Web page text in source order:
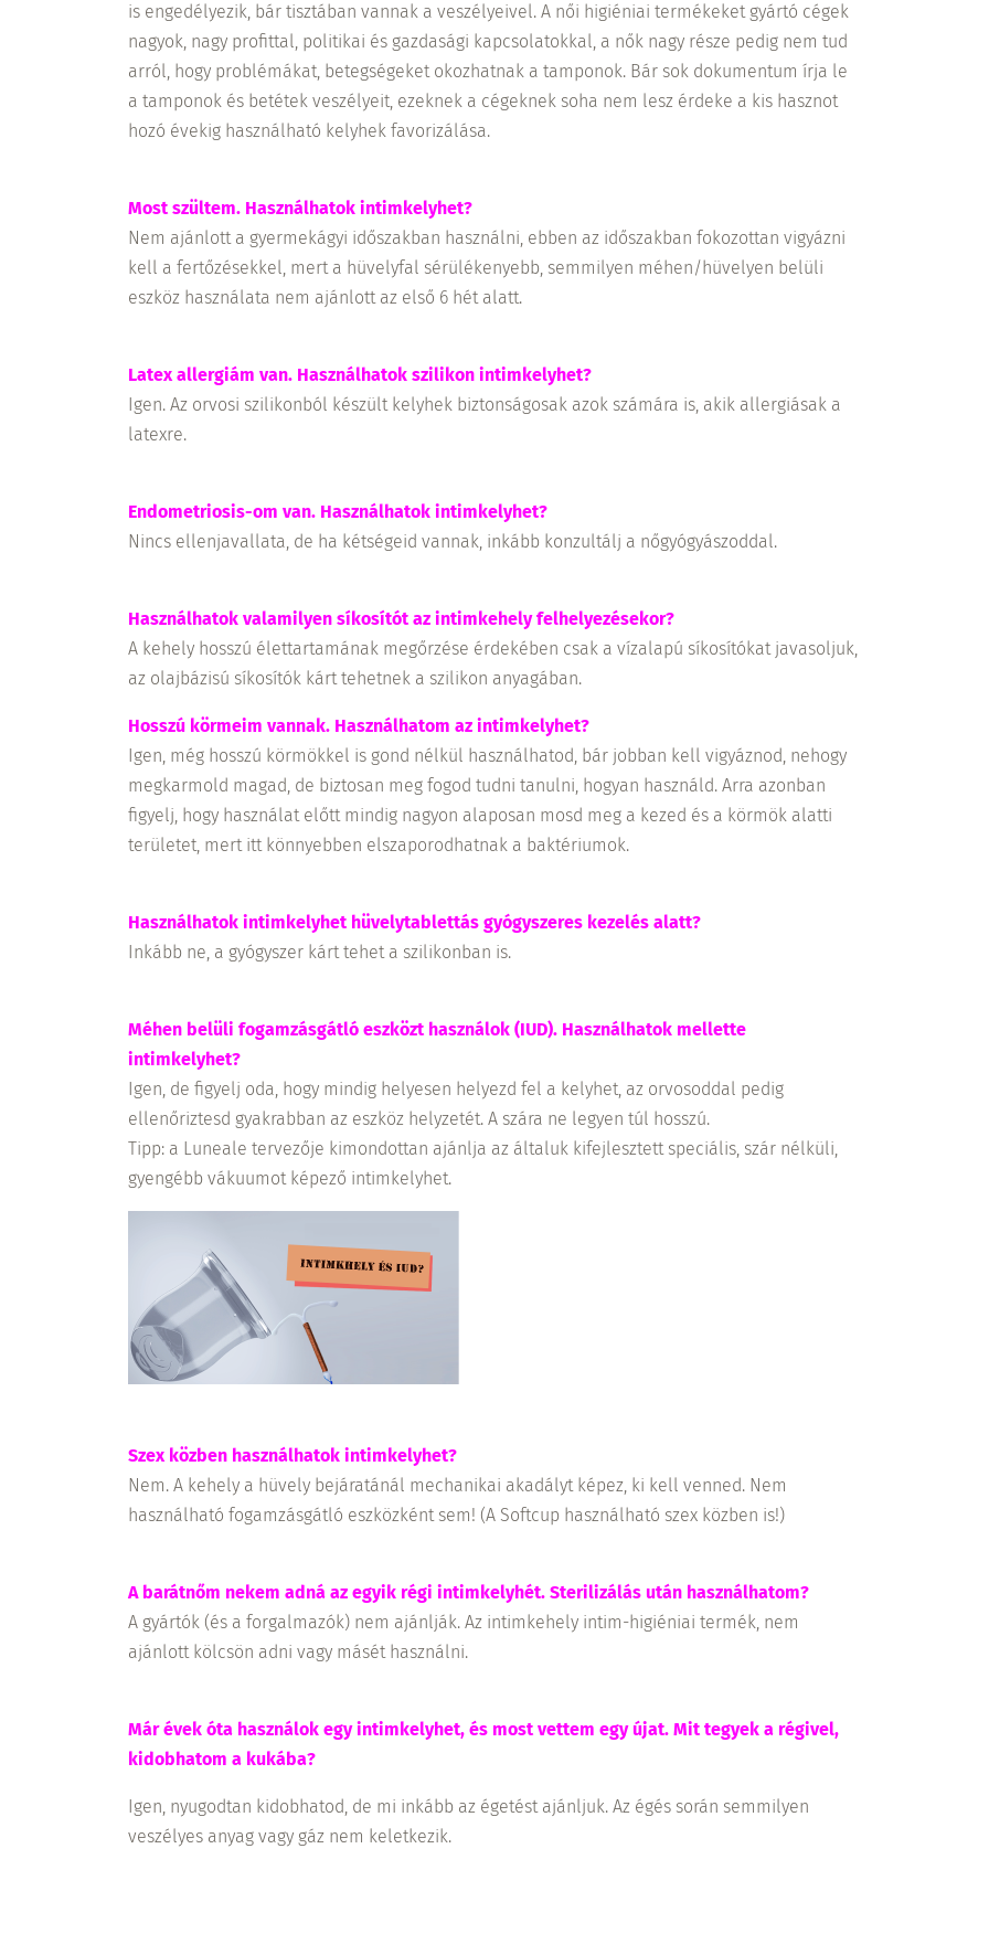
is engedélyezik, bár tisztában vannak a veszélyeivel. A női higiéniai termékeket gyártó cégek
nagyok, nagy profittal, politikai és gazdasági kapcsolatokkal, a nők nagy része pedig nem tud
arról, hogy problémákat, betegségeket okozhatnak a tamponok. Bár sok dokumentum írja le
a tamponok és betétek veszélyeit, ezeknek a cégeknek soha nem lesz érdeke a kis hasznot
hozó évekig használható kelyhek favorizálása.
Most szültem. Használhatok intimkelyhet?
Nem ajánlott a gyermekágyi időszakban használni, ebben az időszakban fokozottan vigyázni
kell a fertőzésekkel, mert a hüvelyfal sérülékenyebb, semmilyen méhen/hüvelyen belüli
eszköz használata nem ajánlott az első 6 hét alatt.
Latex allergiám van. Használhatok szilikon intimkelyhet?
Igen. Az orvosi szilikonból készült kelyhek biztonságosak azok számára is, akik allergiásak a
latexre.
Endometriosis-om van. Használhatok intimkelyhet?
Nincs ellenjavallata, de ha kétségeid vannak, inkább konzultálj a nőgyógyászoddal.
Használhatok valamilyen síkosítót az intimkehely felhelyezésekor?
A kehely hosszú élettartamának megőrzése érdekében csak a vízalapú síkosítókat javasoljuk,
az olajbázisú síkosítók kárt tehetnek a szilikon anyagában.
Hosszú körmeim vannak. Használhatom az intimkelyhet?
Igen, még hosszú körmökkel is gond nélkül használhatod, bár jobban kell vigyáznod, nehogy
megkarmold magad, de biztosan meg fogod tudni tanulni, hogyan használd. Arra azonban
figyelj, hogy használat előtt mindig nagyon alaposan mosd meg a kezed és a körmök alatti
területet, mert itt könnyebben elszaporodhatnak a baktériumok.
Használhatok intimkelyhet hüvelytablettás gyógyszeres kezelés alatt?
Inkább ne, a gyógyszer kárt tehet a szilikonban is.
Méhen belüli fogamzásgátló eszközt használok (IUD). Használhatok mellette
intimkelyhet?
Igen, de figyelj oda, hogy mindig helyesen helyezd fel a kelyhet, az orvosoddal pedig
ellenőriztesd gyakrabban az eszköz helyzetét. A szára ne legyen túl hosszú.
Tipp: a Luneale tervezője kimondottan ajánlja az általuk kifejlesztett speciális, szár nélküli,
gyengébb vákuumot képező intimkelyhet.
Szex közben használhatok intimkelyhet?
Nem. A kehely a hüvely bejáratánál mechanikai akadályt képez, ki kell venned. Nem
használható fogamzásgátló eszközként sem! (A Softcup használható szex közben is!)
A barátnőm nekem adná az egyik régi intimkelyhét. Sterilizálás után használhatom?
A gyártók (és a forgalmazók) nem ajánlják. Az intimkehely intim-higiéniai termék, nem
ajánlott kölcsön adni vagy másét használni.
Már évek óta használok egy intimkelyhet, és most vettem egy újat. Mit tegyek a régivel,
kidobhatom a kukába?
Igen, nyugodtan kidobhatod, de mi inkább az égetést ajánljuk. Az égés során semmilyen
veszélyes anyag vagy gáz nem keletkezik.